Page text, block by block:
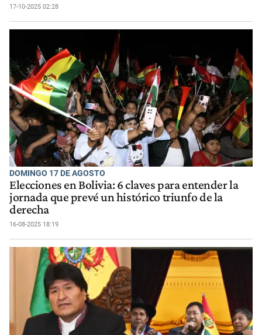
17-10-2025 02:28
DOMINGO 17 DE AGOSTO
Elecciones en Bolivia: 6 claves para entender la
jornada que prevé un histórico triunfo de la
derecha
16-08-2025 18:19